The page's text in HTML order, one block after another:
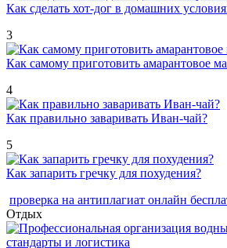
Как сделать хот-дог в домашних
3
Как самому приготовить амарантовое
4
Как правильно заваривать Иван-чай?
5
Как запарить гречку для похудения?
проверка на антиплагиат онлайн
Отдых